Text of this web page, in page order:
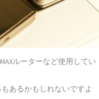
ルーターなど使用してい
あるかもしれないですよ